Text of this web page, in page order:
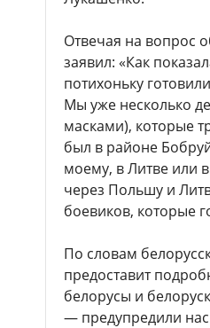
Отвечая на вопрос
заявил: «Как
потихоньку
Мы уже несколько
масками), которые
был в районе
моему, в Литве или
через Польшу и
боевиков, которые
По словам
предоставит
белорусы и
— предупредили